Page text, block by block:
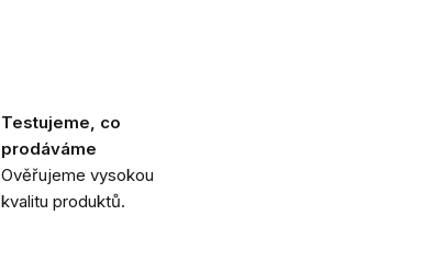
Testujeme, co
prodáváme
Ověřujeme vysokou
kvalitu produktů.